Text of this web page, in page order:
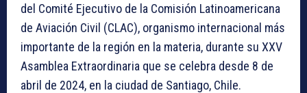
del Comité Ejecutivo de la Comisión Latinoamericana
de Aviación Civil (CLAC), organismo internacional más
importante de la región en la materia, durante su XXV
Asamblea Extraordinaria que se celebra desde 8 de
abril de 2024, en la ciudad de Santiago, Chile.